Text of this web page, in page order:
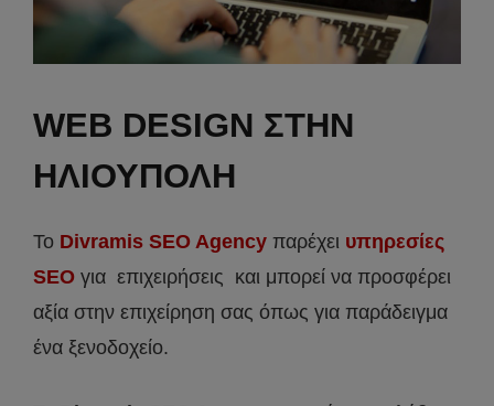
WEB DESIGN ΣΤΗΝ
ΗΛΙΟΥΠΟΛΗ
Το Divramis SEO Agency παρέχει υπηρεσίες
SEO για επιχειρήσεις και μπορεί να προσφέρει
αξία στην επιχείρηση σας όπως για παράδειγμα
ένα ξενοδοχείο.